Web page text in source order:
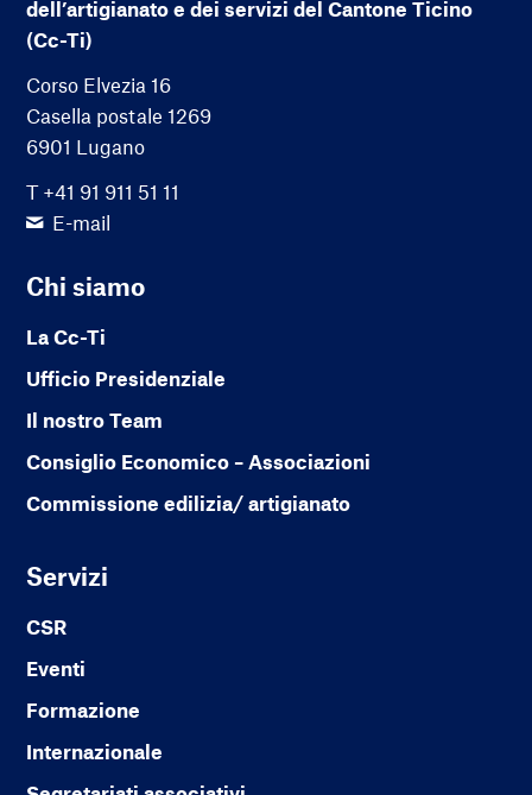
dell’artigianato e dei servizi del Cantone Ticino
(Cc-Ti)
Corso Elvezia 16
Casella postale 1269
6901 Lugano
T +41 91 911 51 11
E-mail
Chi siamo
La Cc-Ti
Ufficio Presidenziale
Il nostro Team
Consiglio Economico – Associazioni
Commissione edilizia/ artigianato
Servizi
CSR
Eventi
Formazione
Internazionale